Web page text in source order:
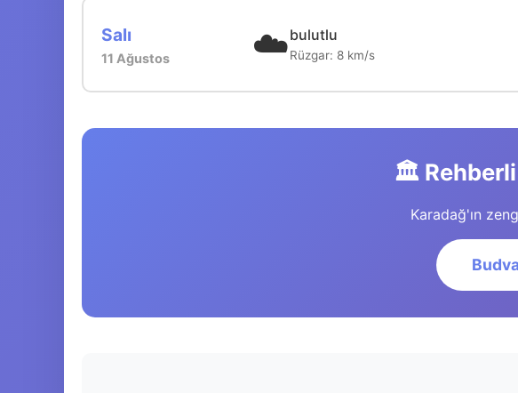
Salı
11 Ağustos ☁️bulutlu
Rüzgar: 8 km/s
🏛️ Rehberli
Karadağ'ın